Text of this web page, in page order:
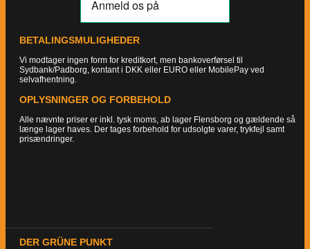
BETALINGSMULIGHEDER
Vi modtager ingen form for kreditkort, men bankoverførsel til
Sydbank/Padborg, kontant i DKK eller EURO eller MobilePay ved
selvafhentning.
OPLYSNINGER OG FORBEHOLD
Alle nævnte priser er inkl. tysk moms, ab lager Flensborg og gældende så
længe lager haves. Der tages forbehold for udsolgte varer, trykfejl samt
prisændringer.
DER GRÜNE PUNKT